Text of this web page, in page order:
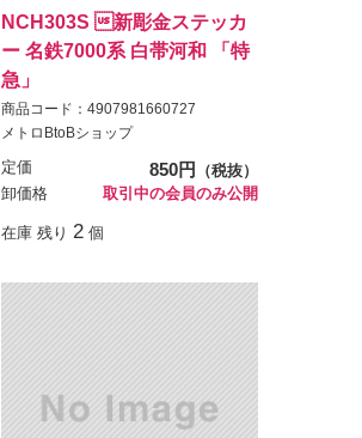
NCH303S 新彫金ステッカ
ー 名鉄7000系 白帯河和 「特
急」
商品コード：4907981660727
メトロBtoBショップ
定価 850円
（税抜）
卸価格
取引中の会員のみ公開
在庫 残り 2 個